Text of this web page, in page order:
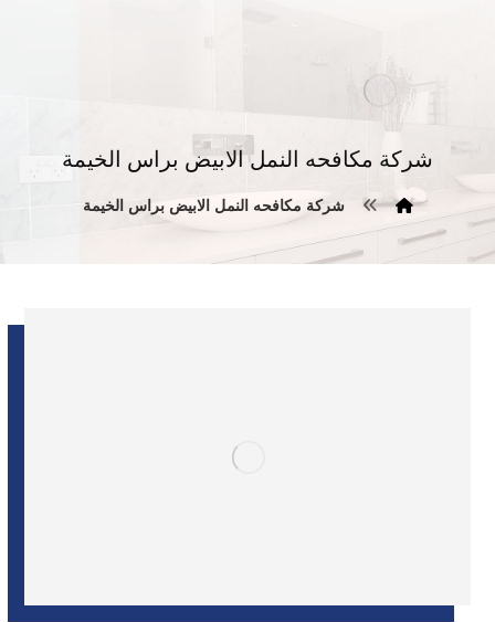
شركة مكافحه النمل الابيض براس الخيمة
شركة مكافحه النمل الابيض براس الخيمة